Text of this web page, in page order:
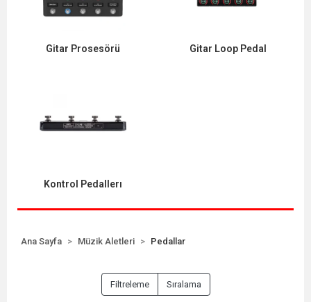
Gitar Prosesörü Gitar Loop Pedal
Kontrol Pedallerı
Ana Sayfa Müzik Aletleri Pedallar
Filtreleme Sıralama